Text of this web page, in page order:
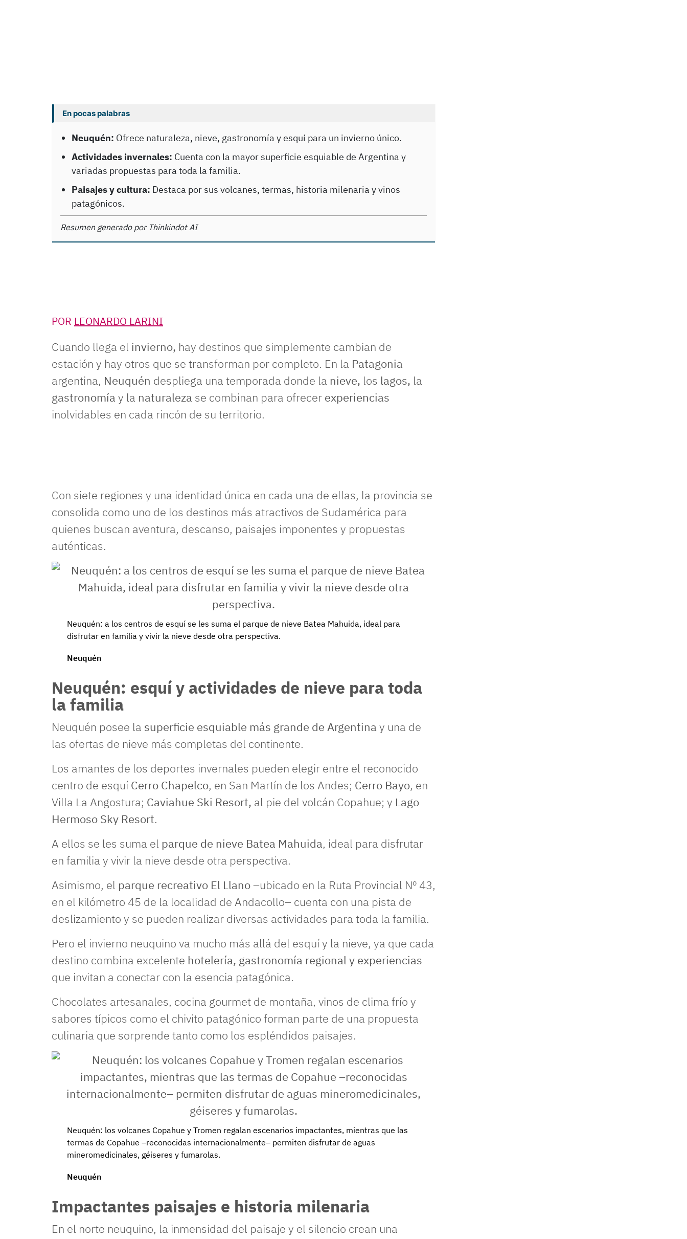
En pocas palabras
Neuquén: Ofrece naturaleza, nieve, gastronomía y esquí para un invierno único.
Actividades invernales: Cuenta con la mayor superficie esquiable de Argentina y
variadas propuestas para toda la familia.
Paisajes y cultura: Destaca por sus volcanes, termas, historia milenaria y vinos
patagónicos.
Resumen generado por Thinkindot AI
POR LEONARDO LARINI
Cuando llega el invierno, hay destinos que simplemente cambian de
estación y hay otros que se transforman por completo. En la Patagonia
argentina, Neuquén despliega una temporada donde la nieve, los lagos, la
gastronomía y la naturaleza se combinan para ofrecer experiencias
inolvidables en cada rincón de su territorio.
Con siete regiones y una identidad única en cada una de ellas, la provincia se
consolida como uno de los destinos más atractivos de Sudamérica para
quienes buscan aventura, descanso, paisajes imponentes y propuestas
auténticas.
Neuquén: a los centros de esquí se les suma el parque de nieve Batea Mahuida, ideal para
disfrutar en familia y vivir la nieve desde otra perspectiva.
Neuquén
Neuquén: esquí y actividades de nieve para toda
la familia
Neuquén posee la superficie esquiable más grande de Argentina y una de
las ofertas de nieve más completas del continente.
Los amantes de los deportes invernales pueden elegir entre el reconocido
centro de esquí Cerro Chapelco, en San Martín de los Andes; Cerro Bayo, en
Villa La Angostura; Caviahue Ski Resort, al pie del volcán Copahue; y Lago
Hermoso Sky Resort.
A ellos se les suma el parque de nieve Batea Mahuida, ideal para disfrutar
en familia y vivir la nieve desde otra perspectiva.
Asimismo, el parque recreativo El Llano–ubicado en la Ruta Provincial Nº 43,
en el kilómetro 45 de la localidad de Andacollo– cuenta con una pista de
deslizamiento y se pueden realizar diversas actividades para toda la familia.
Pero el invierno neuquino va mucho más allá del esquí y la nieve, ya que cada
destino combina excelente hotelería, gastronomía regional y experiencias
que invitan a conectar con la esencia patagónica.
Chocolates artesanales, cocina gourmet de montaña, vinos de clima frío y
sabores típicos como el chivito patagónico forman parte de una propuesta
culinaria que sorprende tanto como los espléndidos paisajes.
Neuquén: los volcanes Copahue y Tromen regalan escenarios impactantes, mientras que las
termas de Copahue –reconocidas internacionalmente– permiten disfrutar de aguas
mineromedicinales, géiseres y fumarolas.
Neuquén
Impactantes paisajes e historia milenaria
En el norte neuquino, la inmensidad del paisaje y el silencio crean una